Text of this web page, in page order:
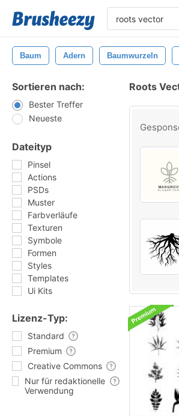
Baum Adern Baumwurzeln
Sortieren nach:
Bester Treffer
Neueste
Dateityp
Pinsel
Actions
PSDs
Muster
Farbverläufe
Texturen
Symbole
Formen
Styles
Templates
Ui Kits
Lizenz-Typ:
Standard
Premium
Creative Commons
Nur für redaktionelle
Verwendung
Roots